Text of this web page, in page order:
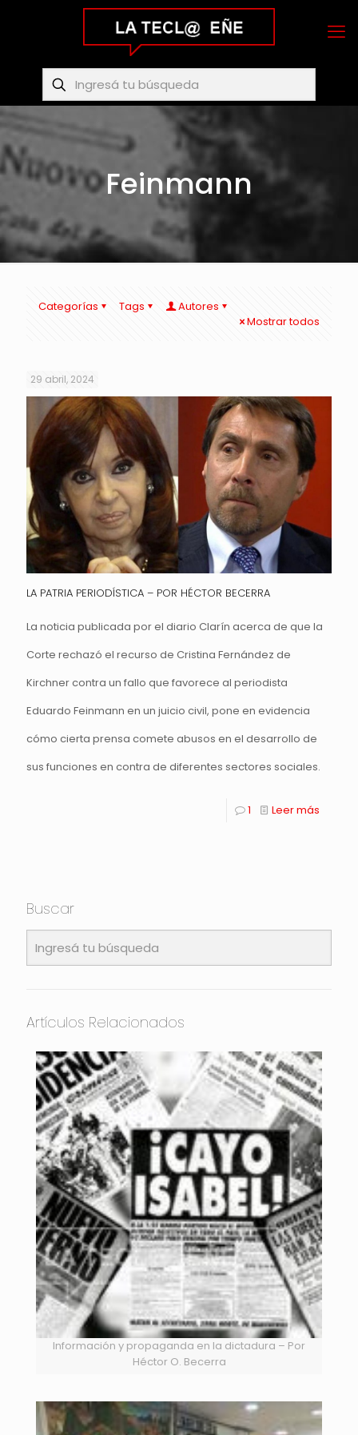
Feinmann
Categorías Tags
Autores
Mostrar todos
29 abril, 2024
LA PATRIA PERIODÍSTICA – POR HÉCTOR BECERRA
La noticia publicada por el diario Clarín acerca de que la
Corte rechazó el recurso de Cristina Fernández de
Kirchner contra un fallo que favorece al periodista
Eduardo Feinmann en un juicio civil, pone en evidencia
cómo cierta prensa comete abusos en el desarrollo de
sus funciones en contra de diferentes sectores sociales.
1 Leer más
Buscar
Artículos Relacionados
Información y propaganda en la dictadura – Por
Héctor O. Becerra